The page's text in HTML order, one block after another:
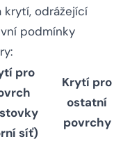
krytí, odrážející
podmínky
pro
síť)
Krytí pro
ostatní
povrchy